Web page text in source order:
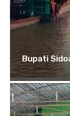
Bupati